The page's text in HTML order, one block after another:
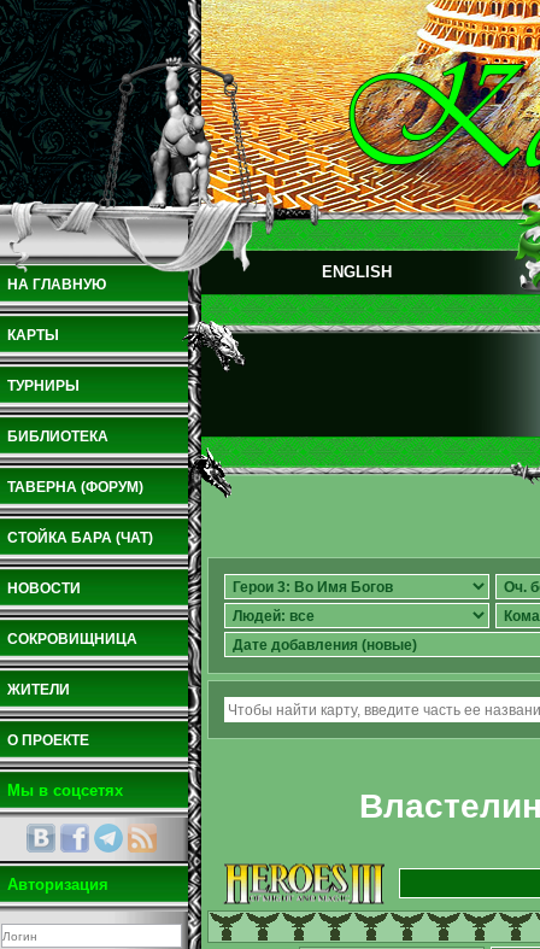
НА ГЛАВНУЮ
КАРТЫ
ТУРНИРЫ
БИБЛИОТЕКА
ТАВЕРНА (ФОРУМ)
СТОЙКА БАРА (ЧАТ)
НОВОСТИ
СОКРОВИЩНИЦА
ЖИТЕЛИ
О ПРОЕКТЕ
Мы в соцсетях
Авторизация
ENGLISH